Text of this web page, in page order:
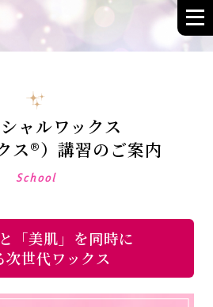
ャルワックス
ス®）講習のご案内
School
「美肌」を同時に
次世代ワックス